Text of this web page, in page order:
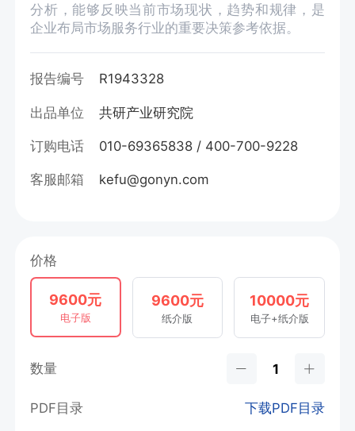
分析，能够反映当前市场现状，趋势和规律，是
企业布局市场服务行业的重要决策参考依据。
报告编号 R1943328
出品单位 共研产业研究院
订购电话 010-69365838 / 400-700-9228
客服邮箱 kefu@gonyn.com
价格
9600元
电子版
9600元
纸介版
10000元
电子+纸介版
数量
PDF目录 下载PDF目录